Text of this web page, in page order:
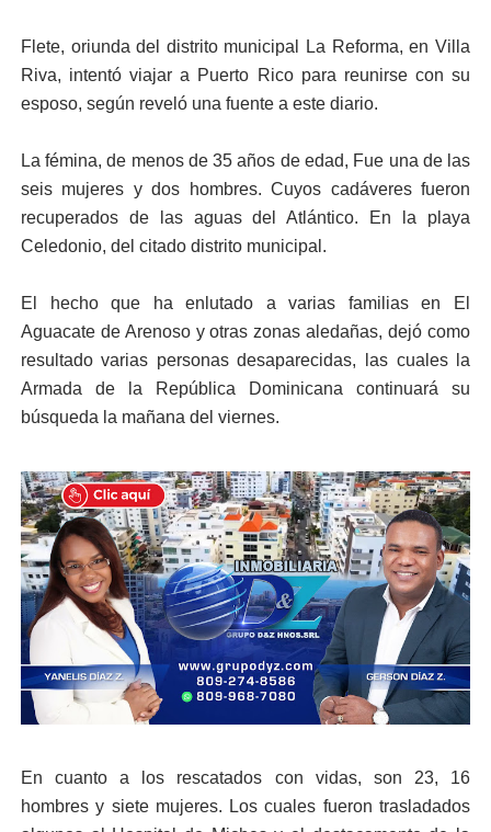
Flete, oriunda del distrito municipal La Reforma, en Villa
Riva, intentó viajar a Puerto Rico para reunirse con su
esposo, según reveló una fuente a este diario.
La fémina, de menos de 35 años de edad, Fue una de las
seis mujeres y dos hombres. Cuyos cadáveres fueron
recuperados de las aguas del Atlántico. En la playa
Celedonio, del citado distrito municipal.
El hecho que ha enlutado a varias familias en El
Aguacate de Arenoso y otras zonas aledañas, dejó como
resultado varias personas desaparecidas, las cuales la
Armada de la República Dominicana continuará su
búsqueda la mañana del viernes.
En cuanto a los rescatados con vidas, son 23, 16
hombres y siete mujeres. Los cuales fueron trasladados